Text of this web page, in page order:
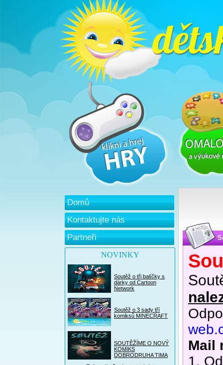
Domů
Kontaktujte nás
Partneři
NOVINKY
Soutěž o tři balíčky s
dárky od Cartoon
Network
Soutěž o 3 sady tří
komiksů MINECRAFT
SOUTĚŽÍME O NOVÝ
KOMIKS
DOBRODRUHA TIMA
Mail
1.